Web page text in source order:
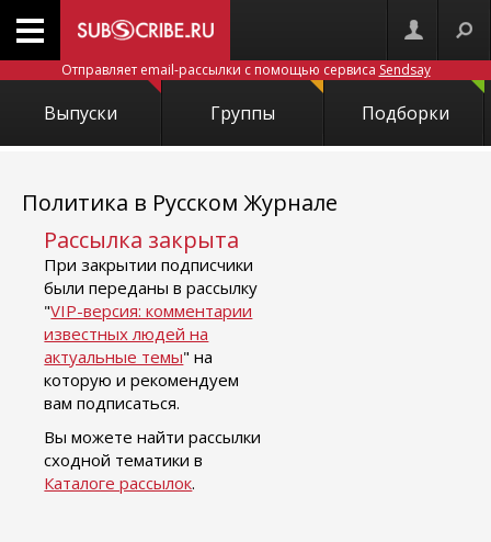
Отправляет email-рассылки с помощью сервиса Sendsay
Выпуски Группы Подборки
Политика в Русском Журнале
Рассылка закрыта
При закрытии подписчики
были переданы в рассылку
"VIP-версия: комментарии
известных людей на
актуальные темы" на
которую и рекомендуем
вам подписаться.
Вы можете найти рассылки
сходной тематики в
Каталоге рассылок.